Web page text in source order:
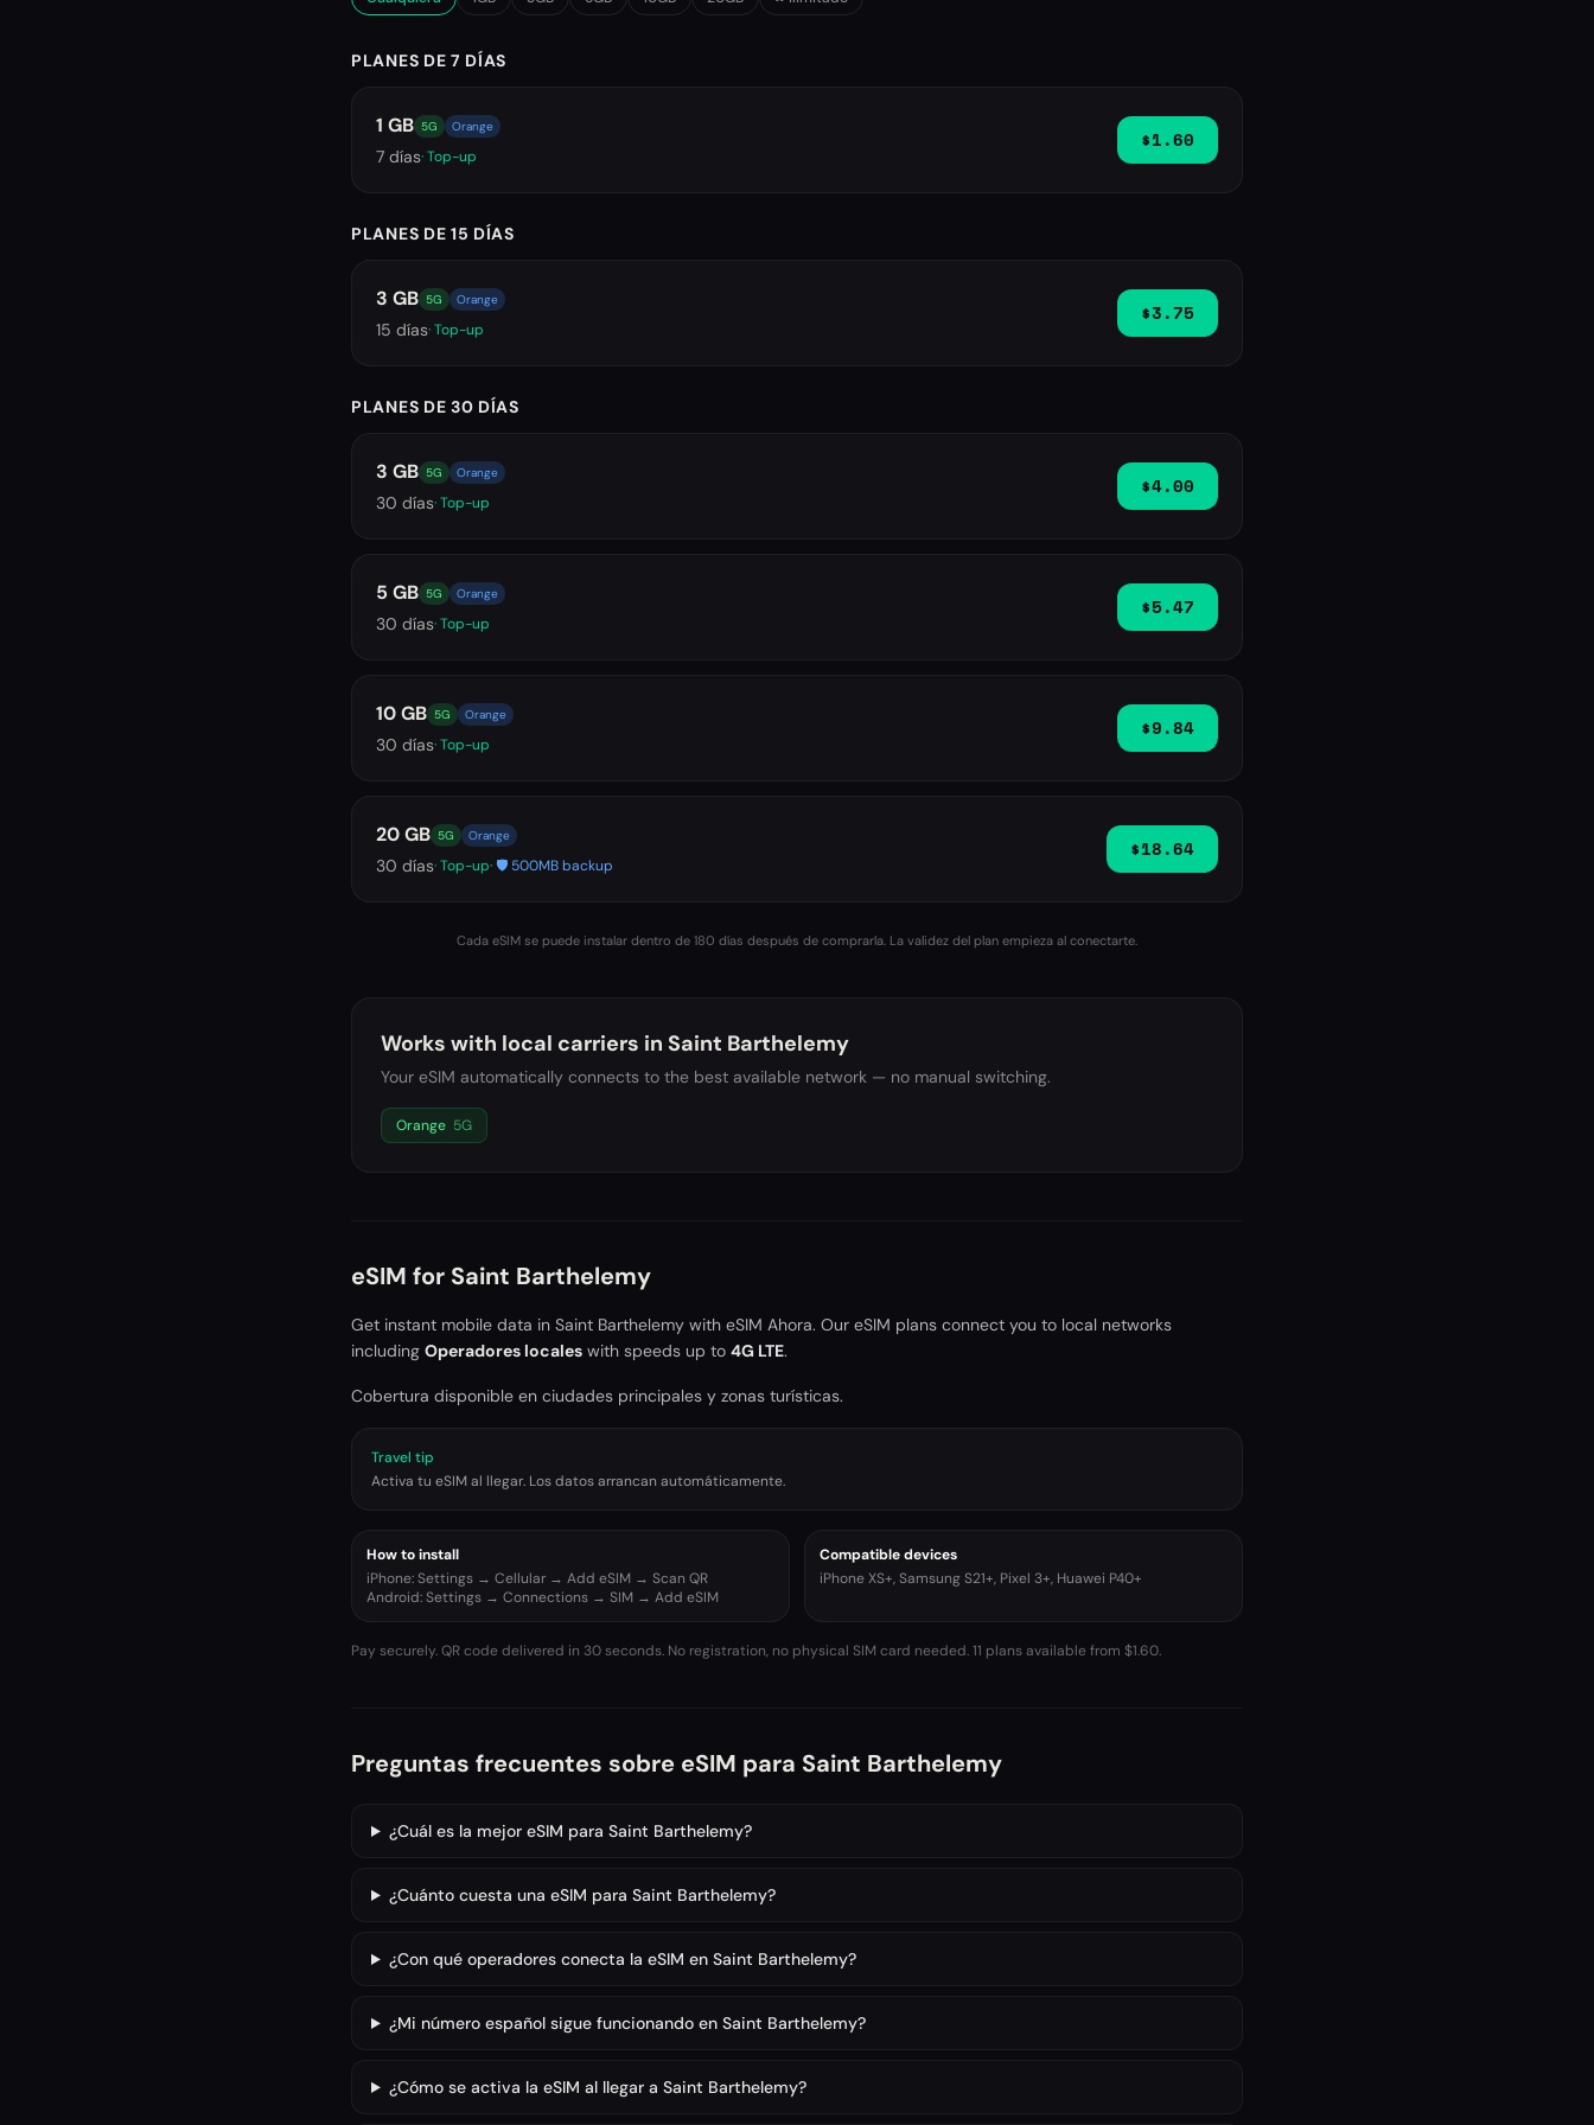
PLANES DE 7 DÍAS
1 GB 5G Orange
7 días· Top-up
$1.60
PLANES DE 15 DÍAS
3 GB 5G Orange
15 días· Top-up
$3.75
PLANES DE 30 DÍAS
3 GB 5G Orange
30 días· Top-up
$4.00
5 GB 5G Orange
30 días· Top-up
$5.47
10 GB 5G Orange
30 días· Top-up
$9.84
20 GB 5G Orange
30 días· Top-up· 🛡️ 500MB backup
$18.64
Cada eSIM se puede instalar dentro de 180 días después de comprarla. La validez del plan empieza al conectarte.
Works with local carriers in Saint Barthelemy
Your eSIM automatically connects to the best available network — no manual switching.
Orange 5G
eSIM for Saint Barthelemy
Get instant mobile data in Saint Barthelemy with eSIM Ahora. Our eSIM plans connect you to local networks
including Operadores locales with speeds up to 4G LTE.
Cobertura disponible en ciudades principales y zonas turísticas.
Travel tip
Activa tu eSIM al llegar. Los datos arrancan automáticamente.
How to install
iPhone: Settings → Cellular → Add eSIM → Scan QR
Android: Settings → Connections → SIM → Add eSIM
Compatible devices
iPhone XS+, Samsung S21+, Pixel 3+, Huawei P40+
Pay securely. QR code delivered in 30 seconds. No registration, no physical SIM card needed.11 plans available from $1.60.
Preguntas frecuentes sobre eSIM para Saint Barthelemy
¿Cuál es la mejor eSIM para Saint Barthelemy?
¿Cuánto cuesta una eSIM para Saint Barthelemy?
¿Con qué operadores conecta la eSIM en Saint Barthelemy?
¿Mi número español sigue funcionando en Saint Barthelemy?
¿Cómo se activa la eSIM al llegar a Saint Barthelemy?